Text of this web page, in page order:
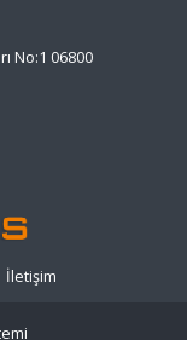
No:1 06800
İletişim